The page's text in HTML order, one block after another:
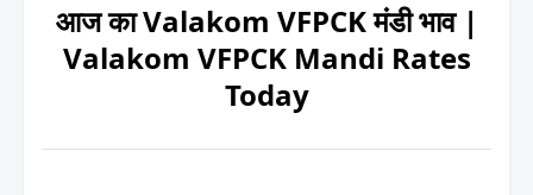
आज का Valakom VFPCK मंडी भाव |
Valakom VFPCK Mandi Rates
Today